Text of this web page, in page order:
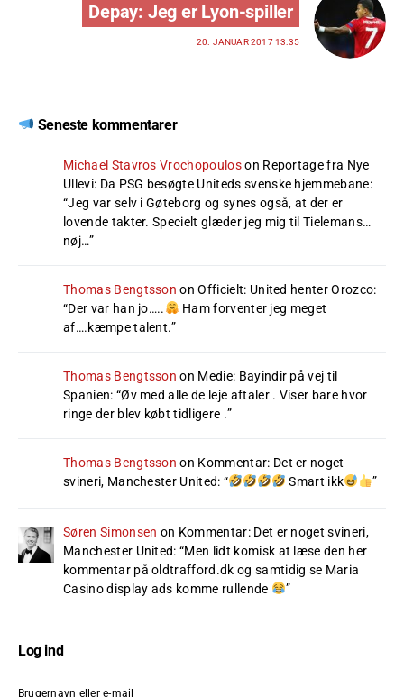
Depay: Jeg er Lyon-spiller
20. JANUAR 2017 13:35
Seneste kommentarer
Michael Stavros Vrochopouloson Reportage fra Nye
Ullevi: Da PSG besøgte Uniteds svenske hjemmebane:
“Jeg var selv i Gøteborg og synes også, at der er
lovende takter. Specielt glæder jeg mig til Tielemans…
nøj…”
Thomas Bengtsson onOfficielt: United henter Orozco:
“Der var han jo…..
Ham forventer jeg meget
af….kæmpe talent.”
Thomas Bengtsson on Medie: Bayindir på vej til
Spanien: “Øv med alle de leje aftaler . Viser bare hvor
ringe der blev købt tidligere .”
Thomas Bengtsson on Kommentar: Det er noget
svineri, Manchester United: “ Smart ikk ”
Søren Simonsen on Kommentar: Det er noget svineri,
Manchester United: “Men lidt komisk at læse den her
kommentar på oldtrafford.dk og samtidig se Maria
Casino display ads komme rullende
”
Log ind
Brugernavn eller e-mail